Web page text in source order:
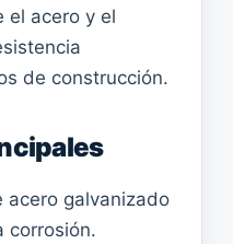
el acero y el
de construcción.
acero galvanizado
corrosión.